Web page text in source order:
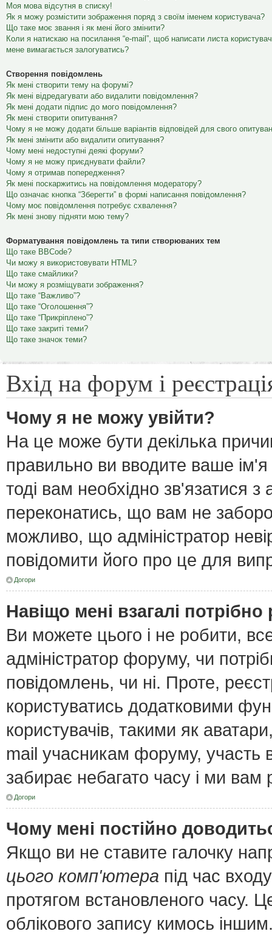
Моя мова відсутня в списку!
Як я можу розмістити зображення поряд з своїм іменем користувача?
Що таке моє звання і як мені його змінити?
Коли я натискаю на посилання “e-mail”, щоб написати листа
мене вимагається залогуватись?
Створення повідомлень
Як мені створити тему на форумі?
Як мені відредагувати або видалити повідомлення?
Як мені додати підпис до мого повідомлення?
Як мені створити опитування?
Чому я не можу додати більше варіантів відповідей для свого
Як мені змінити або видалити опитування?
Чому мені недоступні деякі форуми?
Чому я не можу приєднувати файли?
Чому я отримав попередження?
Як мені поскаржитись на повідомлення модератору?
Що означає кнопка “Зберегти” в формі написання повідомлення?
Чому моє повідомлення потребує схвалення?
Як мені знову підняти мою тему?
Форматування повідомлень та типи створюваних тем
Що таке BBCode?
Чи можу я використовувати HTML?
Що таке смайлики?
Чи можу я розміщувати зображення?
Що таке “Важливо”?
Що таке “Оголошення”?
Що таке “Прикріплено”?
Що таке закриті теми?
Що таке значок теми?
Вхід на форум і
Чому я не можу увійти?
На це може бути декілька
правильно ви вводите ваше
тоді вам необхідно зв'язатися
переконатись, що вам не
можливо, що адміністратор
повідомити його про це для
Догори
Навіщо мені взагалі
Ви можете цього і не робити,
адміністратор форуму, чи
повідомлень, чи ні. Проте,
користуватись додатковими
користувачів, такими як
mail учасникам форуму, участь
забирає небагато часу і ми
Догори
Чому мені постійно
Якщо ви не ставите галочку
цього комп'ютера під час
протягом встановленого часу.
облікового запису кимось